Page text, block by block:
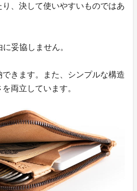
、決して使いやすいものではあ
妥協しません。
きます。また、シンプルな構造
両立しています。